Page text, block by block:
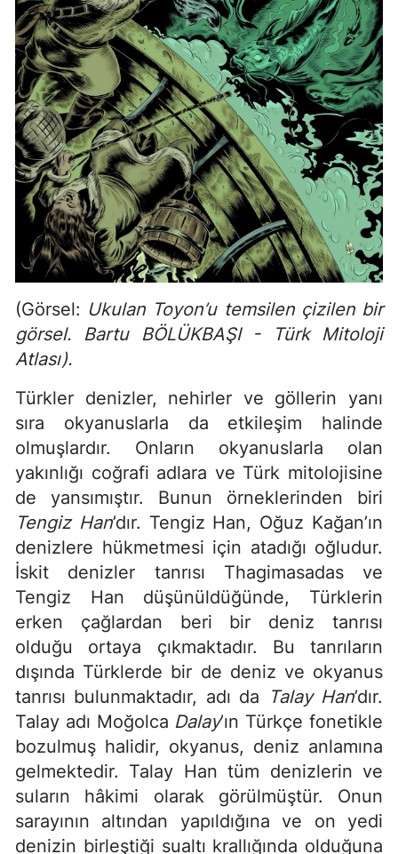
(Görsel: Ukulan Toyon’u temsilen çizilen bir
görsel. Bartu BÖLÜKBAŞI - Türk Mitoloji
Atlası).
Türkler denizler, nehirler ve göllerin yanı
sıra okyanuslarla da etkileşim halinde
olmuşlardır. Onların okyanuslarla olan
yakınlığı coğrafi adlara ve Türk mitolojisine
de yansımıştır. Bunun örneklerinden biri
Tengiz Han’dır. Tengiz Han, Oğuz Kağan’ın
denizlere hükmetmesi için atadığı oğludur.
İskit denizler tanrısı Thagimasadas ve
Tengiz Han düşünüldüğünde, Türklerin
erken çağlardan beri bir deniz tanrısı
olduğu ortaya çıkmaktadır. Bu tanrıların
dışında Türklerde bir de deniz ve okyanus
tanrısı bulunmaktadır, adı da
Talay Han’dır.
Talay adı Moğolca Dalay’ın Türkçe fonetikle
bozulmuş halidir, okyanus, deniz anlamına
gelmektedir. Talay Han tüm denizlerin ve
suların hâkimi olarak görülmüştür. Onun
sarayının altından yapıldığına ve on yedi
denizin birleştiği sualtı krallığında olduğuna